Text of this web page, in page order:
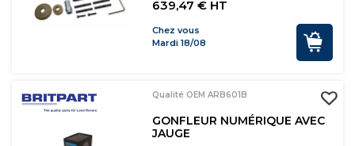
639,47 € HT
Chez vous
Mardi 18/08
Qualité OEM ARB601B
GONFLEUR NUMÉRIQUE AVEC
JAUGE